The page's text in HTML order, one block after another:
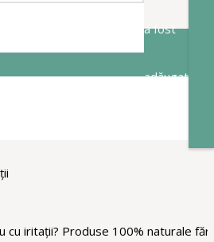
a fost
adăugat
iritații
cu iritații? Produse 100% naturale